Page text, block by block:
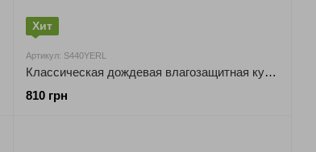
Хит
Артикул: S440YERL
Классическая дождевая влагозащитная куртка PORTWEST S440
810 грн